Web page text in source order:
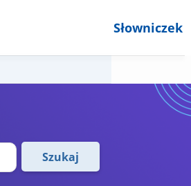
Słowniczek
Szukaj